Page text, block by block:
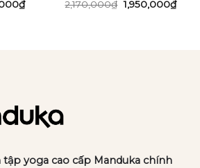
₫Giá
hiện
2,170,000₫ Giá
gốc
1,950,000₫Giá
hiện
yoga cao cấp Manduka chính